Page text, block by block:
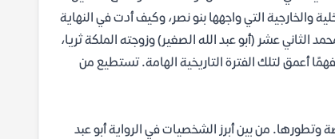
والخارجية التي واجهها بنو نصر، وكيف أدت في النهاية
عشر (أبو عبد الله الصغير) وزوجته الملكة ثريا،
فهمًا أعمق لتلك الفترة التاريخية الهامة. تستطيع من
وتطورها. من بين أبرز الشخصيات في الرواية أبو عبد